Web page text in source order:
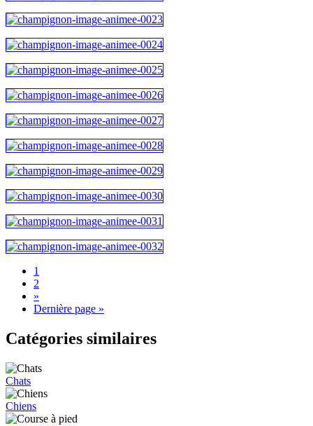
1
2
»
Dernière page »
Catégories similaires
Chats
Chiens